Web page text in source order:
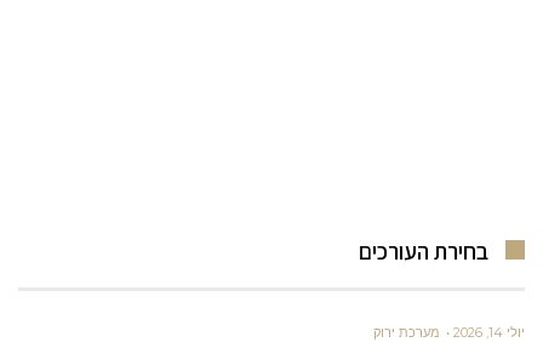
בחירת העורכים
יולי 14, 2026 מערכת ירוק